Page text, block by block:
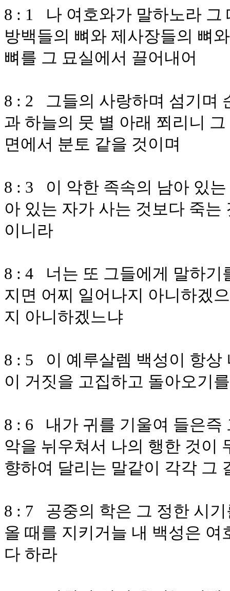
8 : 1 나 여호와가 말하노라 그
방백들의 뼈와 제사장들의 뼈
뼈를 그 묘실에서 끌어내어
8 : 2 그들의 사랑하며 섬기며
과 하늘의 뭇 별 아래 쬐리니
면에서 분토 같을 것이며
8 : 3 이 악한 족속의 남아 있
아 있는 자가 사는 것보다 죽
이니라
8 : 4 너는 또 그들에게 말하기
지면 어찌 일어나지 아니하겠
지 아니하겠느냐
8 : 5 이 예루살렘 백성이 항상
이 거짓을 고집하고 돌아오기
8 : 6 내가 귀를 기울여 들은즉
악을 뉘우쳐서 나의 행한 것이
향하여 달리는 말같이 각각 그
8 : 7 공중의 학은 그 정한 시
올 때를 지키거늘 내 백성은
다 하라